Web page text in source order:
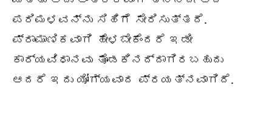
ಪರಿಮಳವನ್ನು ಸಿಹಿಗೆ ಸೇರಿಸುತ್ತದೆ.
ಪ್ರಾಮಾಣಿಕವಾಗಿ ಹೇಳಬೇಕೆಂದರೆ ಇಡೀ
ಕಾರ್ಯವಿಧಾನವು ತೊಡಕಿನದ್ದಾಗಿರಬಹುದು
ಆದರೆ ಇದು ಯೋಗ್ಯವಾದ ಪ್ರಯತ್ನವಾಗಿದೆ.